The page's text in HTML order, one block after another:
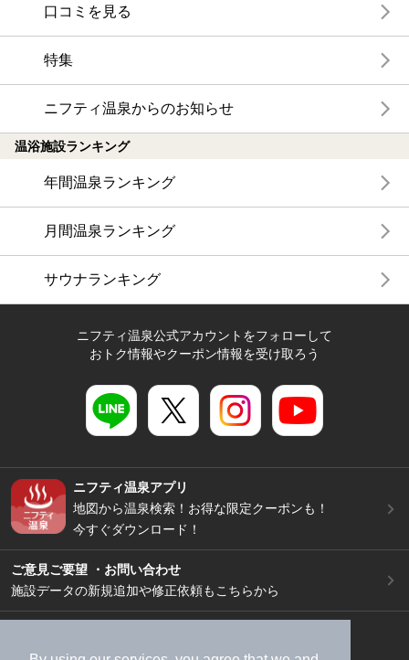
口コミを見る
特集
ニフティ温泉からのお知らせ
温浴施設ランキング
年間温泉ランキング
月間温泉ランキング
サウナランキング
ニフティ温泉公式アカウントをフォローして
おトク情報やクーポン情報を受け取ろう
ニフティ温泉アプリ
地図から温泉検索！お得な限定クーポンも！
今すぐダウンロード！
ご意見ご要望 ・お問い合わせ
施設データの新規追加や修正依頼もこちらから